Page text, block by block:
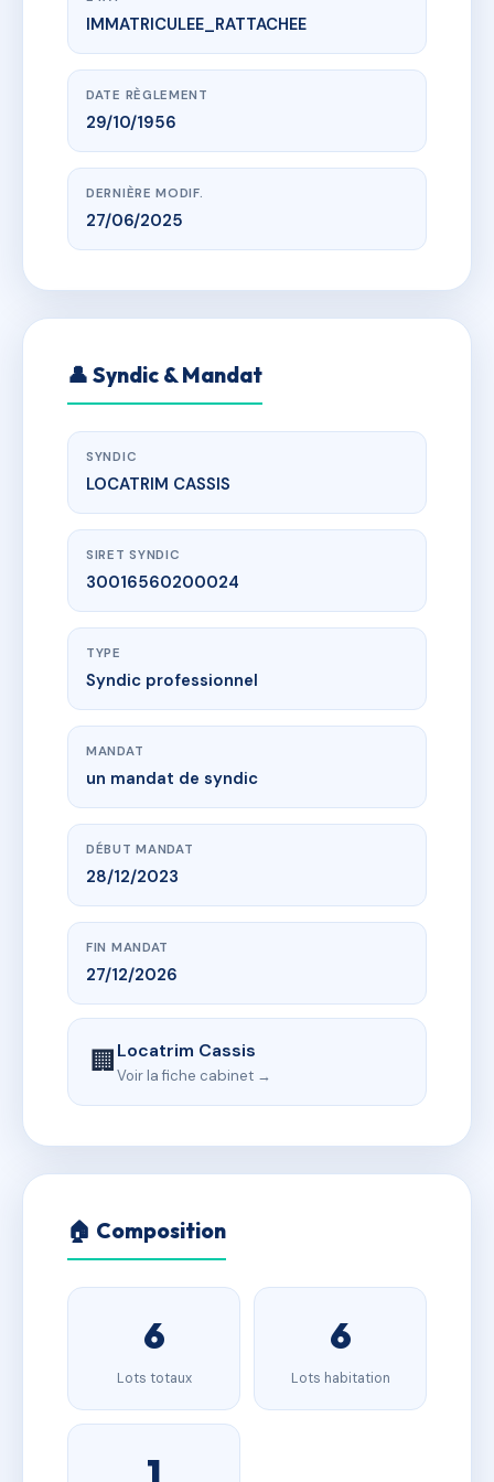
www.vme.plus/AE6586663
LE BELVEDERE BAT B - 10 AV JOSEPH LIAUTAUD
LE BELVESERE - 10 AVENUE JOSEPH LIAUTAUD CASSIS
IMMATRICULEE_RATTACHEE
DATE RÈGLEMENT
29/10/1956
DERNIÈRE MODIF.
27/06/2025
👤 Syndic & Mandat
SYNDIC
LOCATRIM CASSIS
SIRET SYNDIC
30016560200024
TYPE
Syndic professionnel
MANDAT
un mandat de syndic
DÉBUT MANDAT
28/12/2023
FIN MANDAT
27/12/2026
🏢Locatrim Cassis
Voir la fiche cabinet →
🏠 Composition
6
Lots totaux
6
Lots habitation
1